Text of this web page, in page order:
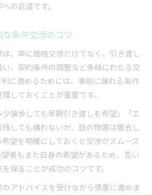
の近道です。
条件交渉のコツ
、単に価格交渉だけでなく、引き渡し
、契約条件の調整など多岐にわたる交
に進めるためには、事前に譲れる条件
しておくことが重要です。
譲歩しても早期引き渡しを希望」「エ
しても構わないが、庭の物置は撤去し
望を明確にしておくと交渉がスムーズ
者もまた自身の希望があるため、互い
探ることが成功のコツです。
アドバイスを受けながら慎重に進めま